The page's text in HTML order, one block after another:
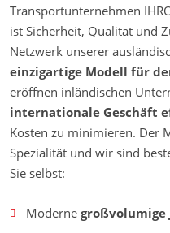
Transportunternehmen
ist Sicherheit, Qualität und
Netzwerk unserer
einzigartige Modell für
eröffnen inländischen
internationale Geschäft
Kosten zu minimieren. Der
Spezialität und wir sind
Sie selbst:
Moderne großvolumige